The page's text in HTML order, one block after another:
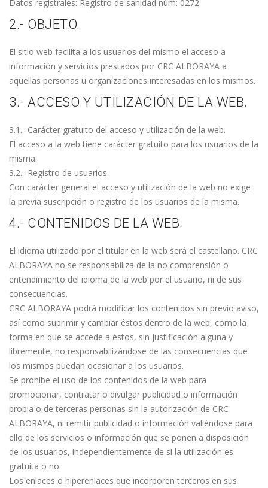
Datos registrales: Registro de sanidad núm: 0272
2.- OBJETO.
El sitio web facilita a los usuarios del mismo el acceso a
información y servicios prestados por CRC ALBORAYA a
aquellas personas u organizaciones interesadas en los mismos.
3.- ACCESO Y UTILIZACIÓN DE LA WEB.
3.1.- Carácter gratuito del acceso y utilización de la web.
El acceso a la web tiene carácter gratuito para los usuarios de la
misma.
3.2.- Registro de usuarios.
Con carácter general el acceso y utilización de la web no exige
la previa suscripción o registro de los usuarios de la misma.
4.- CONTENIDOS DE LA WEB.
El idioma utilizado por el titular en la web será el castellano. CRC
ALBORAYA no se responsabiliza de la no comprensión o
entendimiento del idioma de la web por el usuario, ni de sus
consecuencias.
CRC ALBORAYA podrá modificar los contenidos sin previo aviso,
así como suprimir y cambiar éstos dentro de la web, como la
forma en que se accede a éstos, sin justificación alguna y
libremente, no responsabilizándose de las consecuencias que
los mismos puedan ocasionar a los usuarios.
Se prohíbe el uso de los contenidos de la web para
promocionar, contratar o divulgar publicidad o información
propia o de terceras personas sin la autorización de CRC
ALBORAYA, ni remitir publicidad o información valiéndose para
ello de los servicios o información que se ponen a disposición
de los usuarios, independientemente de si la utilización es
gratuita o no.
Los enlaces o hiperenlaces que incorporen terceros en sus